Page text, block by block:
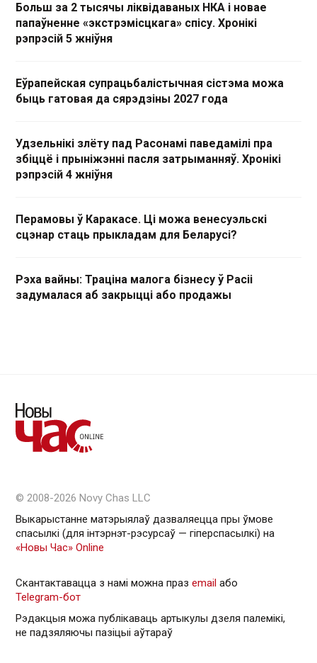
Больш за 2 тысячы ліквідаваных НКА і новае
папаўненне «экстрэмісцкага» спісу. Хронікі
рэпрэсій 5 жніўня
Еўрапейская супрацьбалістычная сістэма можа
быць гатовая да сярэдзіны 2027 года
Удзельнікі злёту пад Расонамі паведамілі пра
збіццё і прыніжэнні пасля затрыманняў. Хронікі
рэпрэсій 4 жніўня
Перамовы ў Каракасе. Ці можа венесуэльскі
сцэнар стаць прыкладам для Беларусі?
Рэха вайны: Траціна малога бізнесу ў Расіі
задумалася аб закрыцці або продажы
© 2008-2026 Novy Chas LLC
Выкарыстанне матэрыялаў дазваляецца пры ўмове
спасылкі (для інтэрнэт-рэсурсаў — гiперспасылкi) на
«Новы Час» Online
Скантактавацца з намі можна праз email або
Telegram-бот
Рэдакцыя можа публікаваць артыкулы дзеля палемікі,
не падзяляючы пазіцыі аўтараў